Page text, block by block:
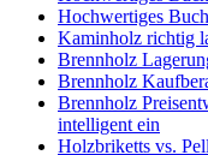
Hochwertiges
Kaminholz richtig
Brennholz
Brennholz
Brennholz
intelligent ein
Holzbriketts vs.